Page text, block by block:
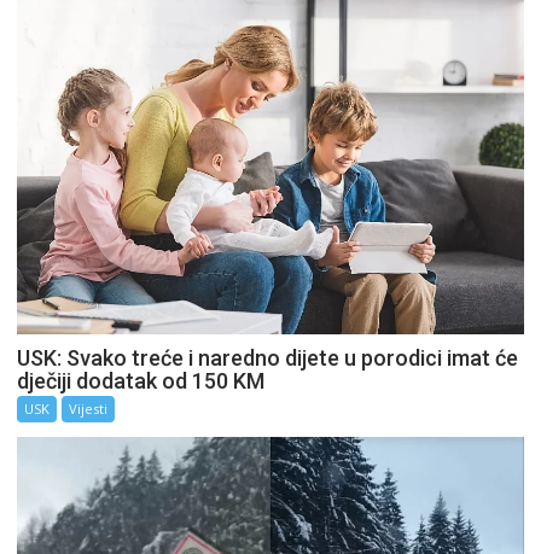
USK: Svako treće i naredno dijete u porodici imat će
dječiji dodatak od 150 KM
USK Vijesti